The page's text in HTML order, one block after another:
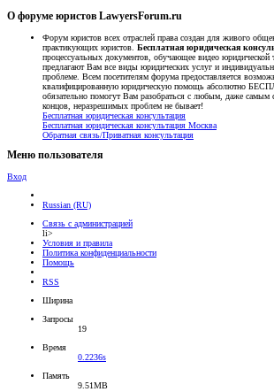
О форуме юристов LawyersForum.ru
Форум юристов всех отраслей права создан для живого
практикующих юристов. Бесплатная юридическая
процессуальных документов, обучающее видео
предлагают Вам все виды юридических услуг и
проблеме. Всем посетителям форума предоставляется
квалифицированную юридическую помощь абсолютно
обязательно помогут Вам разобраться с любым, даже
концов, неразрешимых проблем не бывает!
Бесплатная юридическая консультация
Бесплатная юридическая консультация Москва
Обратная связь/Приватная консультация
Меню пользователя
Вход
Russian (RU)
Связь с администрацией
li>
Условия и правила
Политика конфиденциальности
Помощь
RSS
Ширина
Запросы
19
Время
0.2236s
Память
9.51MB